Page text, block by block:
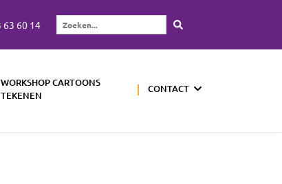
63 60 14
Zoeken...
WORKSHOP CARTOONS
TEKENEN
CONTACT